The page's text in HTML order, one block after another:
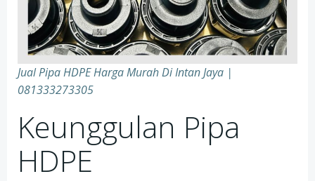
Jual Pipa HDPE Harga Murah Di Intan Jaya |
081333273305
Keunggulan Pipa
HDPE